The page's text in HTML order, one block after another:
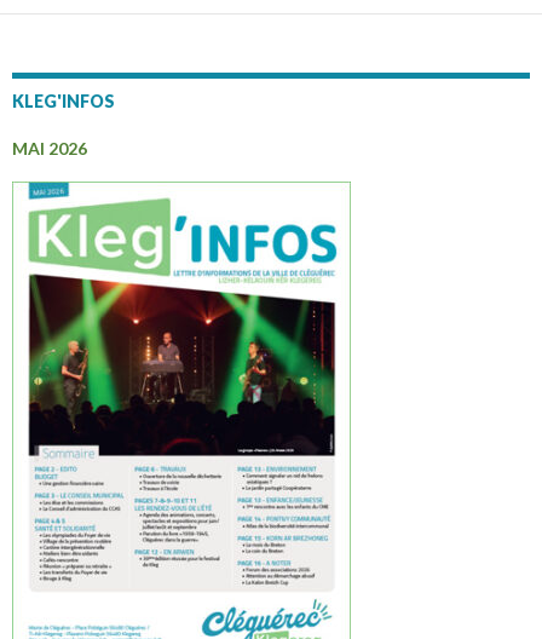
KLEG'INFOS
MAI 2026